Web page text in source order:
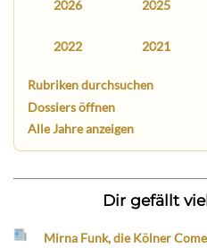
2026 2025
2022 2021
Rubriken durchsuchen
Dossiers öffnen
Alle Jahre anzeigen
Dir gefällt
Mirna Funk, die Kölner